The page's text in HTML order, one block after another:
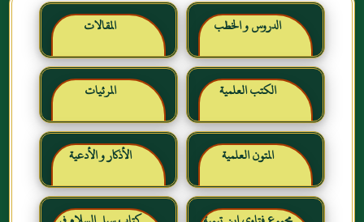
الدروس و الخطب المقالات
الكتب العلمية المرئيات
المتون العلمية الأذكار و الأدعية